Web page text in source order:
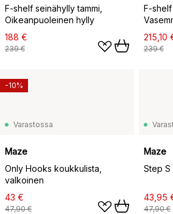
F-shelf seinähylly tammi,
Oikeanpuoleinen hylly
188 €
239 €
F-shelf
215,10
239 €
Varastossa
Maze
Only Hooks koukkulista,
valkoinen
43 €
47,90 €
-10%
Maze
Step S
43,95
47,90 €